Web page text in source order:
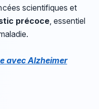
scientifiques et
précoce, essentiel
avec Alzheimer